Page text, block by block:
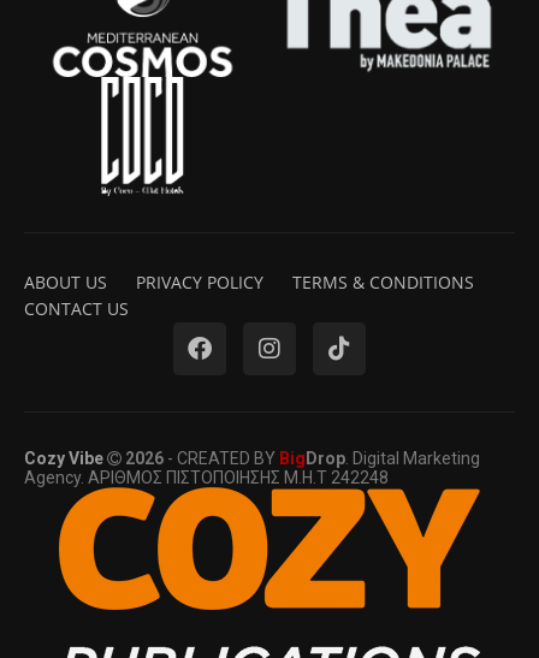
ABOUT US PRIVACY POLICY
TERMS & CONDITIONS
CONTACT US
Cozy Vibe 2026 - CREATED BY BigDrop . Digital Marketing
Agency. ΑΡΙΘΜΟΣ ΠΙΣΤΟΠΟΙΗΣΗΣ Μ.Η.Τ 242248